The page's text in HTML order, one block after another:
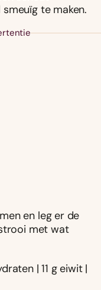
te maken.
en leg er de
met wat
| 11 g eiwit |